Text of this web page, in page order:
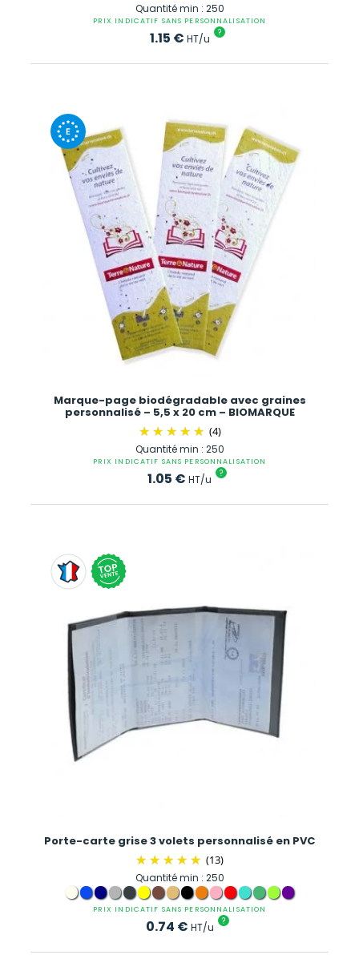
Quantité min : 250
PRIX INDICATIF SANS PERSONNALISATION
1.15 € HT/u ?
Marque-page biodégradable avec graines
personnalisé – 5,5 x 20 cm – BIOMARQUE
(4)
Quantité min : 250
PRIX INDICATIF SANS PERSONNALISATION
1.05 € HT/u ?
Porte-carte grise 3 volets personnalisé en PVC
(13)
Quantité min : 250
PRIX INDICATIF SANS PERSONNALISATION
0.74 € HT/u ?